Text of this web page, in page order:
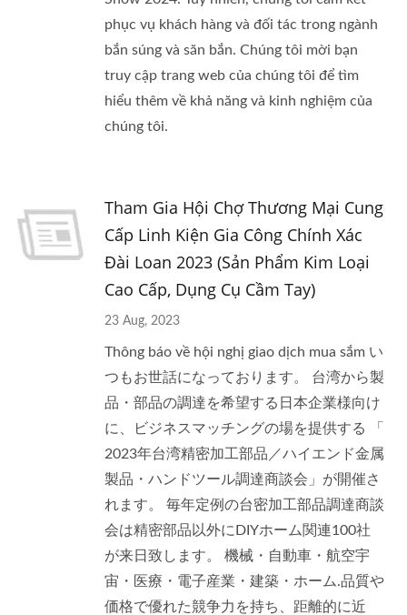
phục vụ khách hàng và đối tác trong ngành
bắn súng và săn bắn. Chúng tôi mời bạn
truy cập trang web của chúng tôi để tìm
hiểu thêm về khả năng và kinh nghiệm của
chúng tôi.
Tham Gia Hội Chợ Thương Mại Cung
Cấp Linh Kiện Gia Công Chính Xác
Đài Loan 2023 (sản Phẩm Kim Loại
Cao Cấp, Dụng Cụ Cầm Tay)
23 Aug, 2023
Thông báo về hội nghị giao dịch mua sắm い
つもお世話になっております。 台湾から製
品・部品の調達を希望する日本企業様向け
に、ビジネスマッチングの場を提供する 「
2023年台湾精密加工部品／ハイエンド金属
製品・ハンドツール調達商談会」が開催さ
れます。 毎年定例の台密加工部品調達商談
会は精密部品以外にDIYホーム関連100社
が来日致します。 機械・自動車・航空宇
宙・医療・電子産業・建築・ホーム.品質や
価格で優れた競争力を持ち、距離的に近